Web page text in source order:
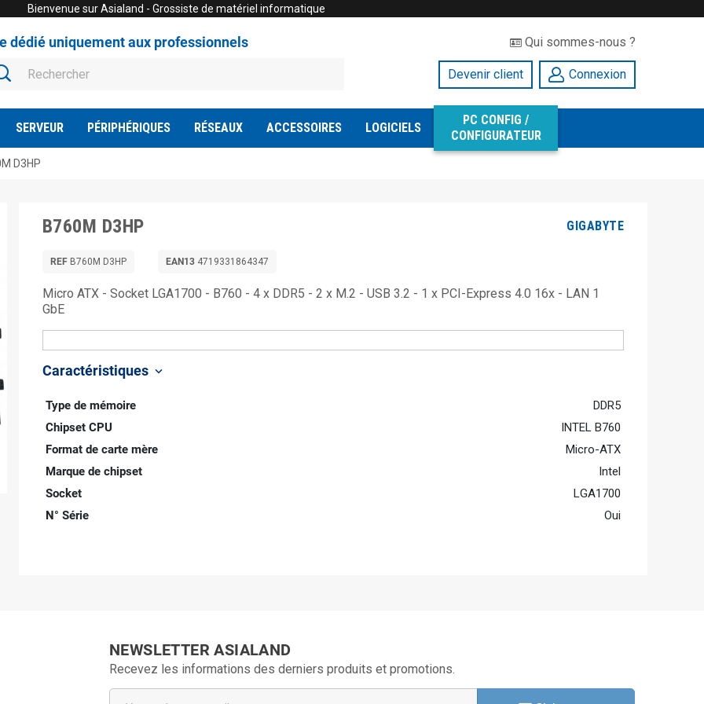
Bienvenue sur Asialand - Grossiste de matériel informatique
dédié uniquement aux professionnels Qui sommes-nous ?
Devenir client Connexion
SERVEUR PÉRIPHÉRIQUES RÉSEAUX ACCESSOIRES LOGICIELS
PC CONFIG /
CONFIGURATEUR
D3HP
B760M D3HP GIGABYTE
REFB760M D3HP EAN13 4719331864347
Micro ATX - Socket LGA1700 - B760 - 4 x DDR5 - 2 x M.2 - USB 3.2 - 1 x PCI-Express 4.0 16x - LAN 1
GbE
Caractéristiques keyboard_arrow_down
Type de mémoire
DDR5
Chipset CPU
INTEL B760
Format de carte mère
Micro-ATX
Marque de chipset
Intel
Socket
LGA1700
N° Série
Oui
NEWSLETTER ASIALAND
Recevez les informations des derniers produits et promotions.